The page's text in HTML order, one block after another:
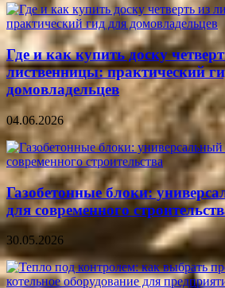
Где и как купить доску
лиственницы: практический
домовладельцев
04.06.2026
Газобетонные блоки:
для современного
30.05.2026